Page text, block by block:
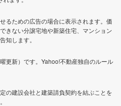
るための広告の場合に表示されます。価
きない分譲宅地や新築住宅、マンション
知します。
更新）です。Yahoo!不動産独自のルール
の建設会社と建築請負契約を結ぶことを